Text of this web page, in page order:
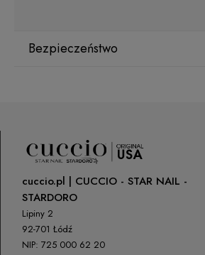
Bezpieczeństwo
29120 Avenue Paine, Stany Zjednoczone
lcenteno@cuccio.com
800 762 6245
Osoba odpowiedzialna na terenie
Petar Bangeev
Chakalitsa 2A
cuccio.pl | CUCCIO - STAR NAIL -
STARDORO
Lipiny 2
92-701 Łódź
NIP: 725 000 62 20